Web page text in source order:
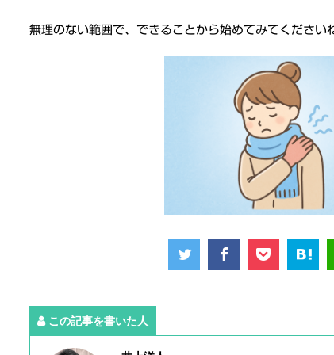
無理のない範囲で、できることから始めてみてください
この記事を書いた人